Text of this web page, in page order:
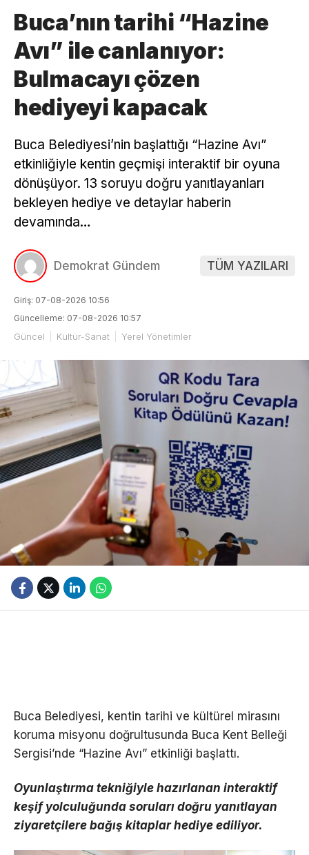
Buca’nın tarihi “Hazine
Avı” ile canlanıyor:
Bulmacayı çözen
hediyeyi kapacak
Buca Belediyesi’nin başlattığı “Hazine Avı”
etkinliğiyle kentin geçmişi interaktif bir oyuna
dönüşüyor. 13 soruyu doğru yanıtlayanları
bekleyen hediye ve detaylar haberin
devamında…
Demokrat Gündem TÜM YAZILARI
Giriş: 07-08-2026 10:56
Güncelleme: 07-08-2026 10:57
Güncel Kültür-Sanat Yerel Yönetimler
Buca Belediyesi, kentin tarihi ve kültürel mirasını
koruma misyonu doğrultusunda Buca Kent Belleği
Sergisi’nde “Hazine Avı” etkinliği başlattı.
Oyunlaştırma tekniğiyle hazırlanan interaktif
keşif yolculuğunda soruları doğru yanıtlayan
ziyaretçilere bağış kitaplar hediye ediliyor.